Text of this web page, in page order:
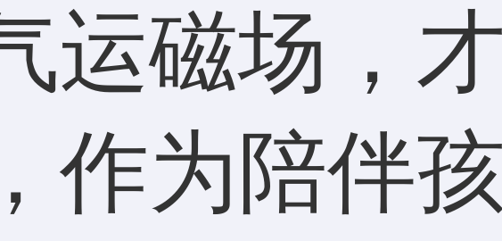
运磁场，
作为陪伴